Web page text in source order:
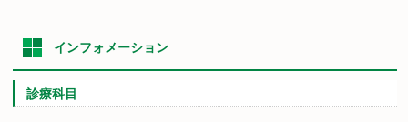
インフォメーション
診療科目